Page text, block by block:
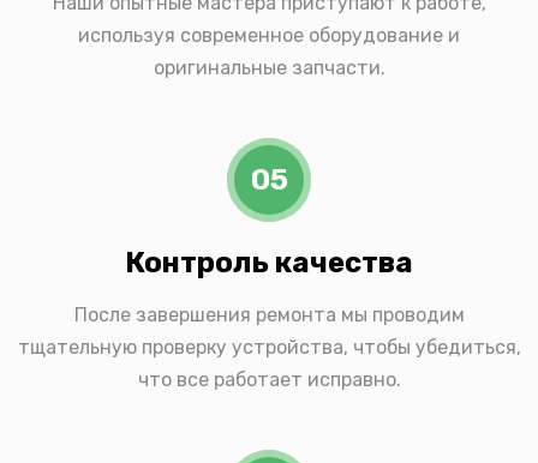
используя современное оборудование и
оригинальные запчасти.
05
Контроль качества
После завершения ремонта мы проводим
тщательную проверку устройства, чтобы убедиться,
что все работает исправно.